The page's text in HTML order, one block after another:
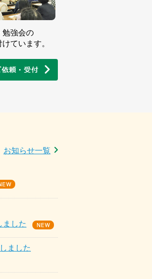
勉強会の
ています。
お知らせ一覧
ました
ました